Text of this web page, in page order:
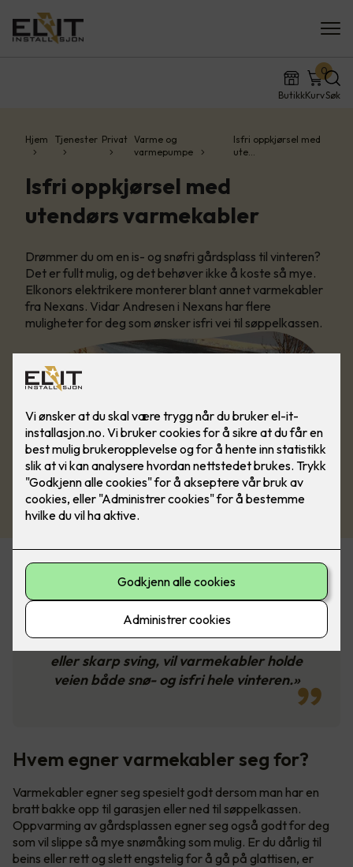
ButikkKurv
0
Søk
Hjem Tjenester Privat Varme og
varmepumpe
Isfri oppkjørsel med
ute…
Isfri oppkjørsel med
utendørs varmekabler
Drømmer du om en is- og snøfri gårdsplass til vinteren?
Det er fullt mulig, og det behøver ikke å koste så mye.
Elkonors elektrikere monterer blant annet varmekabler
fra Nexans. Vidar Andresen i Nexans har flere
muligheter for deg som ønsker isfri vei til søppelkassen.
«Varmekabler kan legges under asfalt
og belegningsstein. Hvis du har en
klønete innkjøring med en bratt bakke
eller skarp sving, vil varmekabler holde
veien både snø- og isfri hele vinteren.»
Hvem egner varmekabler seg for?
Varmekabler egner seg spesielt godt dersom man har en
bratt bakke opp til garasjen eller ned til søppelkassen.
Oppvarming av gårdsplassen egner seg også godt for deg
som vil slippe så mye snømåking som mulig. Er du dårlig til
beins eller rett og slett engstelig for å gå på glattisen, er